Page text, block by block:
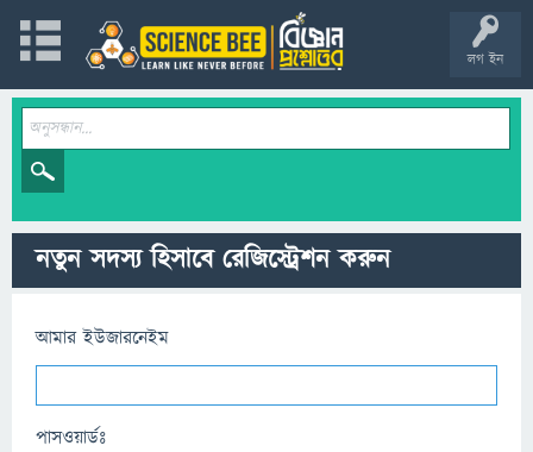
লগ ইন
নতুন সদস্য হিসাবে রেজিস্ট্রেশন করুন
আমার ইউজারনেইম
পাসওয়ার্ডঃ